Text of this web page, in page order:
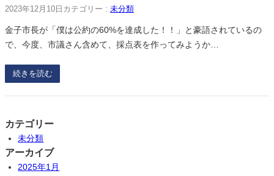
2023年12月10日 カテゴリー : 未分類
金子市長が「僕は公約の60%を達成した！！」と豪語されているの
で、今度、市議さん含めて、採点表を作ってみようか…
続きを読む
カテゴリー
未分類
アーカイブ
2025年1月